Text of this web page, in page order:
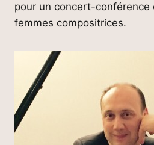
pour un concert-conférence
femmes compositrices.